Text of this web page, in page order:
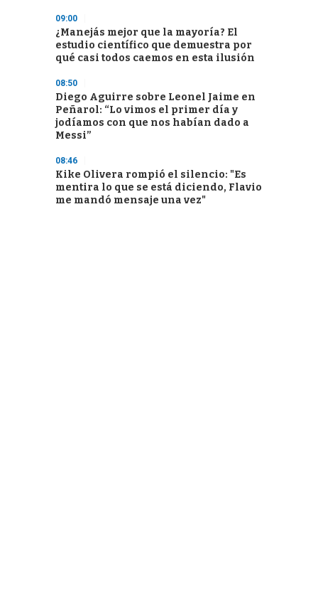
09:00
¿Manejás mejor que la mayoría? El
estudio científico que demuestra por
qué casi todos caemos en esta ilusión
08:50
Diego Aguirre sobre Leonel Jaime en
Peñarol: “Lo vimos el primer día y
jodíamos con que nos habían dado a
Messi”
08:46
Kike Olivera rompió el silencio: "Es
mentira lo que se está diciendo, Flavio
me mandó mensaje una vez"